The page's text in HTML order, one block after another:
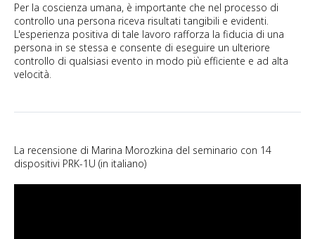
Per la coscienza umana, è importante che nel processo di
controllo una persona riceva risultati tangibili e evidenti.
L'esperienza positiva di tale lavoro rafforza la fiducia di una
persona in se stessa e consente di eseguire un ulteriore
controllo di qualsiasi evento in modo più efficiente e ad alta
velocità.
La recensione di Marina Morozkina del seminario con 14
dispositivi PRK-1U (in italiano)